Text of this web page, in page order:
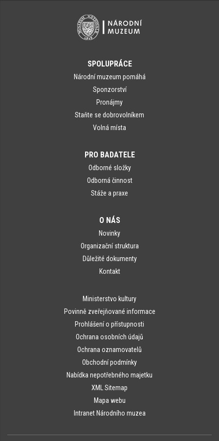
SPOLUPRÁCE
Národní muzeum pomáhá
Sponzorství
Pronájmy
Staňte se dobrovolníkem
Volná místa
PRO BADATELE
Odborné složky
Odborná činnost
Stáže a praxe
O NÁS
Novinky
Organizační struktura
Důležité dokumenty
Kontakt
Ministerstvo kultury
Povinně zveřejňované informace
Prohlášení o přístupnosti
Ochrana osobních údajů
Ochrana oznamovatelů
Obchodní podmínky
Nabídka nepotřebného majetku
XML Sitemap
Mapa webu
Intranet Národního muzea